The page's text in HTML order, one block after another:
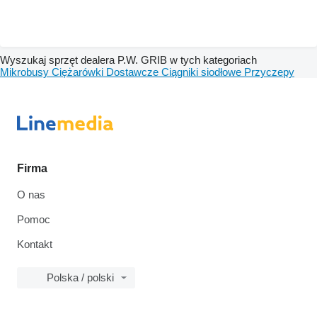
Wyszukaj sprzęt dealera P.W. GRIB w tych kategoriach
Mikrobusy Ciężarówki Dostawcze Ciągniki siodłowe Przyczepy
Firma
O nas
Pomoc
Kontakt
Polska / polski